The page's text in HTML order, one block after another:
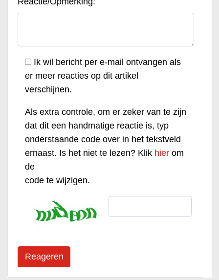
Ik wil bericht per e-mail ontvangen als
er meer reacties op dit artikel
verschijnen.
Als extra controle, om er zeker van te zijn
dat dit een handmatige reactie is, typ
onderstaande code over in het tekstveld
ernaast. Is het niet te lezen? Klik hier om
de
code te wijzigen.